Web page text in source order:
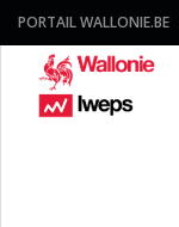
PORTAIL WALLONIE.BE